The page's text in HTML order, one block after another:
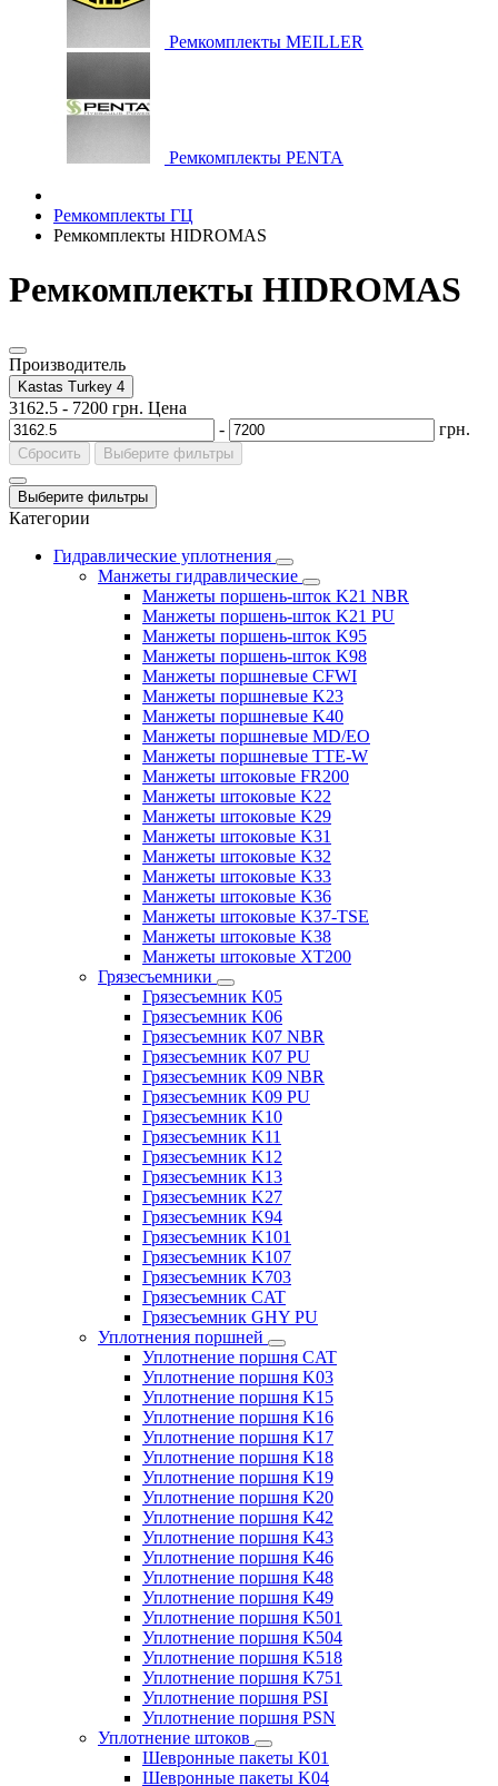
Ремкомплекты MEILLER
Ремкомплекты PENTA
Ремкомплекты ГЦ
Ремкомплекты HIDROMAS
Ремкомплекты HIDROMAS
Производитель
Kastas Turkey 4
3162.5 - 7200 грн. Цена
-
грн.
Сбросить Выберите фильтры
Выберите фильтры
Категории
Гидравлические уплотнения
Манжеты гидравлические
Манжеты поршень-шток K21 NBR
Манжеты поршень-шток K21 PU
Манжеты поршень-шток K95
Манжеты поршень-шток K98
Манжеты поршневые CFWI
Манжеты поршневые K23
Манжеты поршневые K40
Манжеты поршневые MD/EO
Манжеты поршневые TTE-W
Манжеты штоковые FR200
Манжеты штоковые K22
Манжеты штоковые K29
Манжеты штоковые K31
Манжеты штоковые K32
Манжеты штоковые K33
Манжеты штоковые K36
Манжеты штоковые K37-TSE
Манжеты штоковые K38
Манжеты штоковые XT200
Грязесъемники
Грязесъемник K05
Грязесъемник K06
Грязесъемник K07 NBR
Грязесъемник K07 PU
Грязесъемник K09 NBR
Грязесъемник K09 PU
Грязесъемник K10
Грязесъемник K11
Грязесъемник K12
Грязесъемник K13
Грязесъемник K27
Грязесъемник K94
Грязесъемник K101
Грязесъемник K107
Грязесъемник K703
Грязесъемник CAT
Грязесъемник GHY PU
Уплотнения поршней
Уплотнение поршня CAT
Уплотнение поршня K03
Уплотнение поршня K15
Уплотнение поршня K16
Уплотнение поршня K17
Уплотнение поршня K18
Уплотнение поршня K19
Уплотнение поршня K20
Уплотнение поршня K42
Уплотнение поршня K43
Уплотнение поршня K46
Уплотнение поршня K48
Уплотнение поршня K49
Уплотнение поршня K501
Уплотнение поршня K504
Уплотнение поршня K518
Уплотнение поршня K751
Уплотнение поршня PSI
Уплотнение поршня PSN
Уплотнение штоков
Шевронные пакеты K01
Шевронные пакеты K04